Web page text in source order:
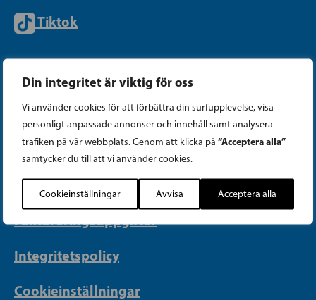
Din integritet är viktig för oss
Vi använder cookies för att förbättra din surfupplevelse, visa
personligt anpassade annonser och innehåll samt analysera
trafiken på vår webbplats. Genom att klicka på “Acceptera alla”
samtycker du till att vi använder cookies.
Cookieinställningar Avvisa Acceptera alla
Tiktok
PARTIKANSLIET
Telefon (09) 693 070
PB 430, 00101 Helsingfors
Georgsgatan 27, 00100 Helsingfors
info@sfp.fi
Faktureringsuppgifter
Integritetspolicy
Cookieinställningar